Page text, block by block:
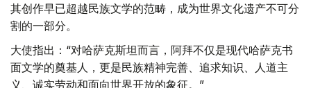
其创作早已超越民族文学的范畴，成为世界文化遗产不可分
割的一部分。
大使指出：“对哈萨克斯坦而言，阿拜不仅是现代哈萨克书
面文学的奠基人，更是民族精神完善、追求知识、人道主
义、诚实劳动和面向世界开放的象征。”